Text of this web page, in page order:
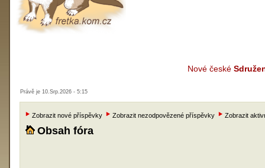
Nové české
Právě je 10.Srp.2026 - 5:15
Zobrazit nové příspěvky Zobrazit nezodpovězené příspěvky Zobrazit
Obsah fóra